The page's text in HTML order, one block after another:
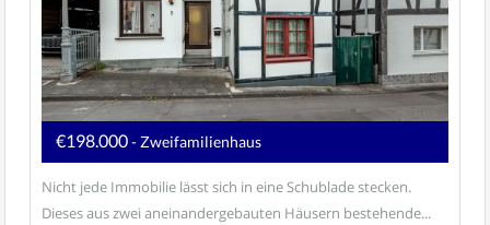
€198.000- Zweifamilienhaus
Nicht jede Immobilie lässt sich in eine Schublade stecken.
Dieses aus zwei aneinandergebauten Häusern bestehende...